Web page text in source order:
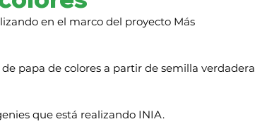
en el marco del proyecto Más
papa de colores a partir de semilla verdadera
que está realizando INIA.